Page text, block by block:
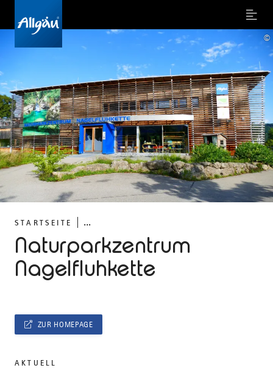
Menu
STARTSEITE ...
Naturparkzentrum
Nagelfluhkette
©
ZUR HOMEPAGE
AKTUELL